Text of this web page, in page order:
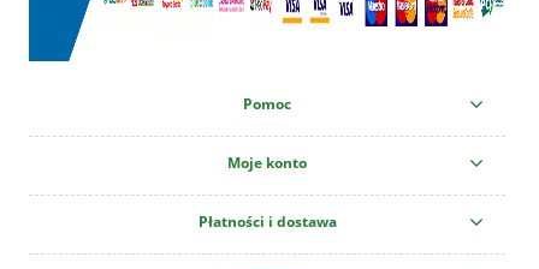
Pomoc
Moje konto
Płatności i dostawa